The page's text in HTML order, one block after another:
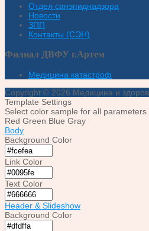
Отдел санэпиднадзора
Новости
ЗПП
Контакты (СЭН)
Филиал ДВФУ г.Артем
Медицина катастроф
Copyright © 2026 Медицина и
Template Settings
Select color sample for all parameters
Red Green Blue Gray
Body
Background Color
Link Color
Text Color
Header & Slideshow
Background Color